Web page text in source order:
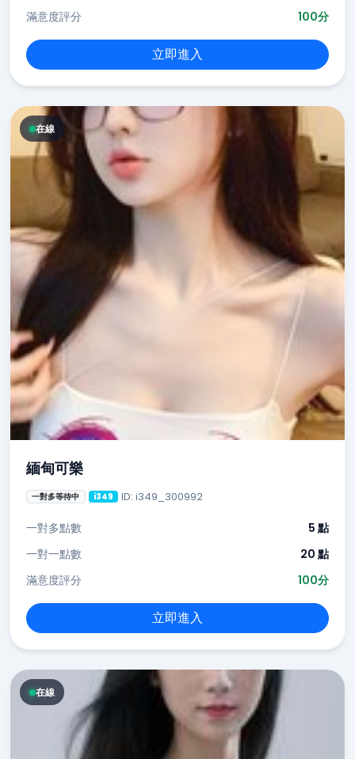
滿意度評分
100分
立即進入
在線
緬甸可樂
一對多等待中 i349 ID: i349_300992
一對多點數
5 點
一對一點數
20 點
滿意度評分
100分
立即進入
在線